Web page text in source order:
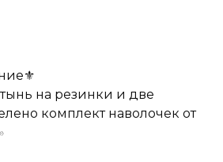
на резинки и две
комплект наволочек от